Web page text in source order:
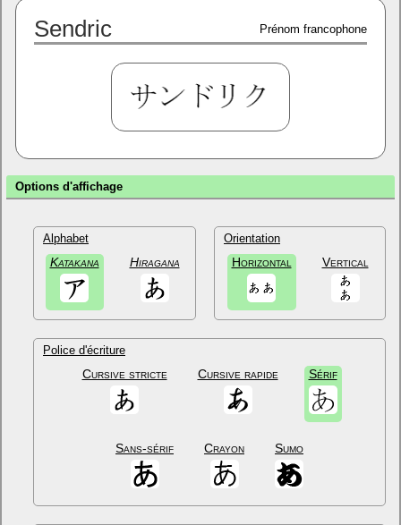
Sendric Prénom francophone
Options d'affichage
Alphabet
Katakana Hiragana
Orientation
Horizontal Vertical
Police d'écriture
Cursive stricte Cursive rapide Sérif
Sans-sérif Crayon Sumo